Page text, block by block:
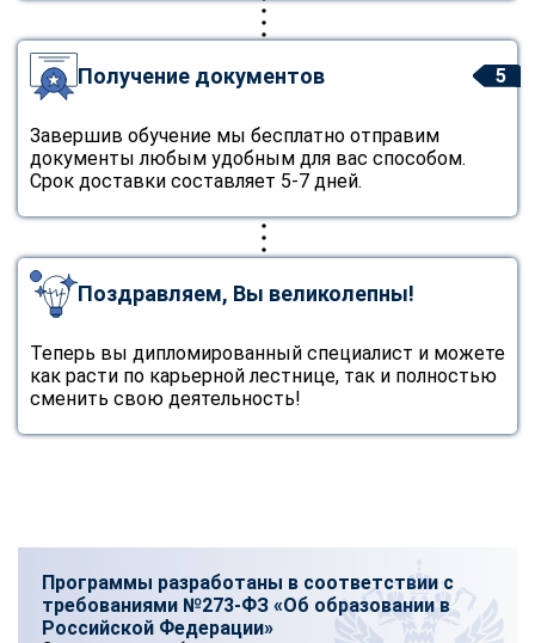
5
Получение документов
Завершив обучение мы бесплатно отправим
документы любым удобным для вас способом.
Срок доставки составляет 5-7 дней.
Поздравляем, Вы великолепны!
Теперь вы дипломированный специалист и можете
как расти по карьерной лестнице, так и полностью
сменить свою деятельность!
Программы разработаны в соответствии с
требованиями №273-ФЗ «Об образовании в
Российской Федерации»